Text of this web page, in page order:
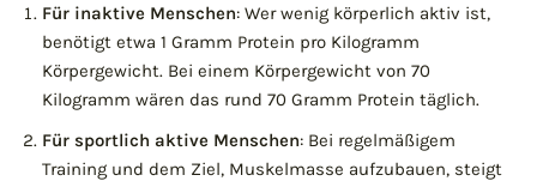
Für inaktive Menschen: Wer wenig körperlich aktiv ist,
benötigt etwa 1 Gramm Protein pro Kilogramm
Körpergewicht. Bei einem Körpergewicht von 70
Kilogramm wären das rund 70 Gramm Protein täglich.
Für sportlich aktive Menschen: Bei regelmäßigem
Training und dem Ziel, Muskelmasse aufzubauen, steigt